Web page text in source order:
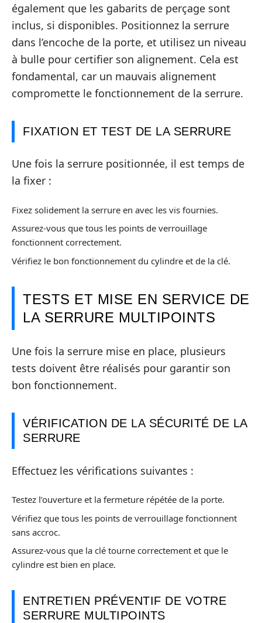
également que les gabarits de perçage sont
inclus, si disponibles. Positionnez la serrure
dans l’encoche de la porte, et utilisez un niveau
à bulle pour certifier son alignement. Cela est
fondamental, car un mauvais alignement
compromette le fonctionnement de la serrure.
FIXATION ET TEST DE LA SERRURE
Une fois la serrure positionnée, il est temps de
la fixer :
Fixez solidement la serrure en avec les vis fournies.
Assurez-vous que tous les points de verrouillage
fonctionnent correctement.
Vérifiez le bon fonctionnement du cylindre et de la clé.
TESTS ET MISE EN SERVICE DE
LA SERRURE MULTIPOINTS
Une fois la serrure mise en place, plusieurs
tests doivent être réalisés pour garantir son
bon fonctionnement.
VÉRIFICATION DE LA SÉCURITÉ DE LA
SERRURE
Effectuez les vérifications suivantes :
Testez l’ouverture et la fermeture répétée de la porte.
Vérifiez que tous les points de verrouillage fonctionnent
sans accroc.
Assurez-vous que la clé tourne correctement et que le
cylindre est bien en place.
ENTRETIEN PRÉVENTIF DE VOTRE
SERRURE MULTIPOINTS